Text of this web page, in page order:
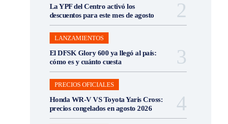
La YPF del Centro activó los
descuentos para este mes de agosto
LANZAMIENTOS
El DFSK Glory 600 ya llegó al país:
cómo es y cuánto cuesta
PRECIOS OFICIALES
Honda WR-V VS Toyota Yaris Cross:
precios congelados en agosto 2026